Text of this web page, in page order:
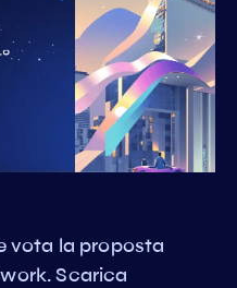
vota la proposta
Scarica